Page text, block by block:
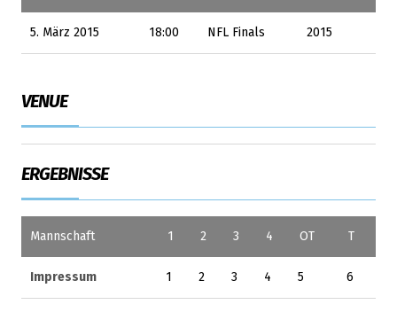
5. März 2015 18:00 NFL Finals 2015
VENUE
ERGEBNISSE
Mannschaft 1 2 3 4 OT T
Impressum 1 2 3 4 5 6